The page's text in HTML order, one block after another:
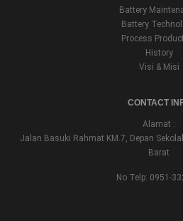
Battery
Battery
Process
History
Visi & Misi
CONTACT
Alamat :
Jalan Basuki Rahmat KM.7, Depan
Barat
No Telp: 0951-